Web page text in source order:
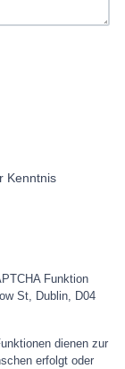
Kenntnis
Funktion
St, Dublin, D04
dienen zur
erfolgt oder